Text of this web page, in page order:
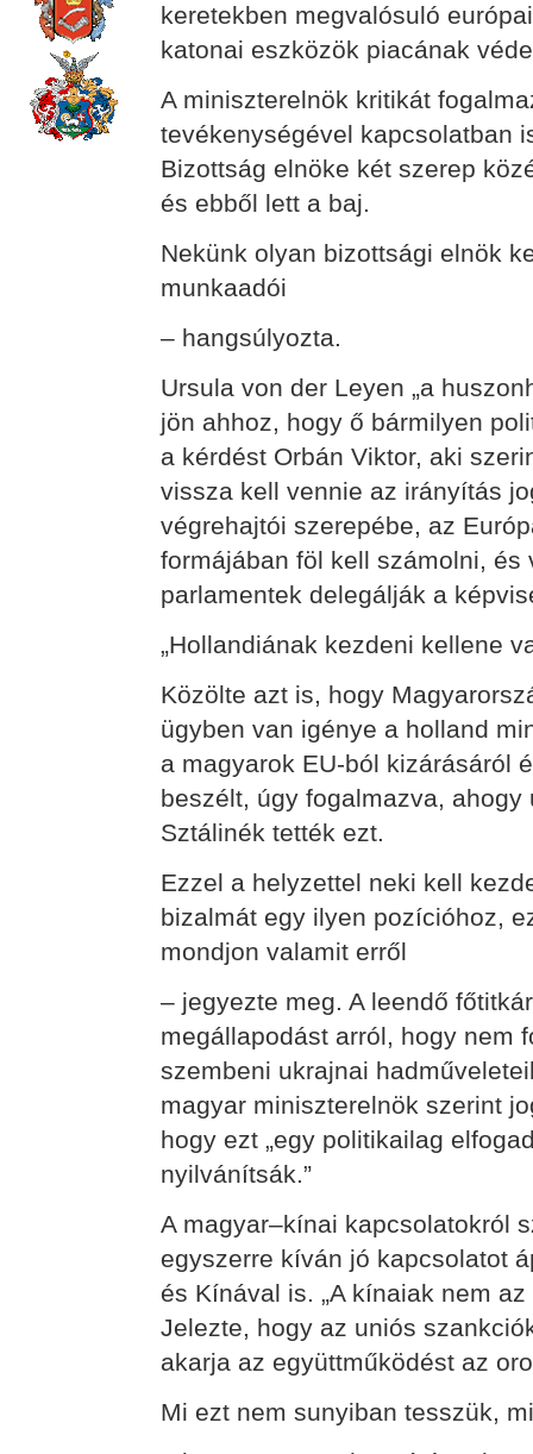
keretekben megvalósuló
katonai eszközök piacának
A miniszterelnök kritikát
tevékenységével kapcsolatban
Bizottság elnöke két szerep
és ebből lett a baj.
Nekünk olyan bizottsági elnök
munkaadói
– hangsúlyozta.
Ursula von der Leyen „a
jön ahhoz, hogy ő bármilyen
a kérdést Orbán Viktor, aki
vissza kell vennie az irányítás
végrehajtói szerepébe, az
formájában föl kell számolni,
parlamentek delegálják a
„Hollandiának kezdeni kellene
Közölte azt is, hogy
ügyben van igénye a holland
a magyarok EU-ból kizárásáról
beszélt, úgy fogalmazva,
Sztálinék tették ezt.
Ezzel a helyzettel neki kell
bizalmát egy ilyen pozícióhoz,
mondjon valamit erről
– jegyezte meg. A leendő
megállapodást arról, hogy nem
szembeni ukrajnai
magyar miniszterelnök szerint
hogy ezt „egy politikailag
nyilvánítsák.”
A magyar–kínai kapcsolatokról
egyszerre kíván jó kapcsolatot
és Kínával is. „A kínaiak nem
Jelezte, hogy az uniós
akarja az együttműködést az
Mi ezt nem sunyiban tesszük,